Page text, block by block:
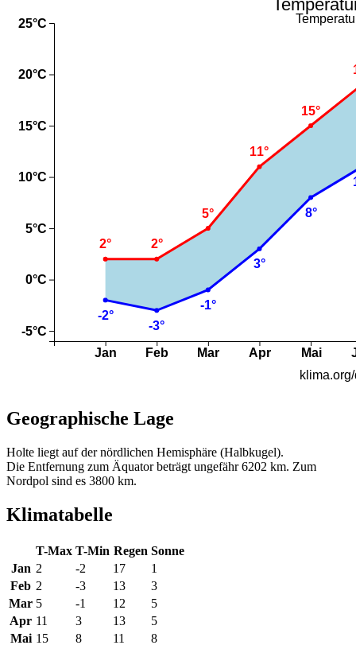
Geographische Lage
Holte liegt auf der nördlichen Hemisphäre (Halbkugel).
Die Entfernung zum Äquator beträgt ungefähr 6202 km. Zum
Nordpol sind es 3800 km.
Klimatabelle
T-Max T-Min Regen Sonne
Jan 2 -2 17
1
Feb 2 -3 13
3
Mar 5 -1 12
5
Apr 11 3 13
5
Mai 15 8 11 8